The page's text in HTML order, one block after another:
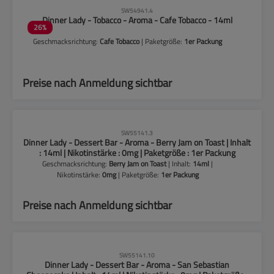
26%
SW54941.4
Dinner Lady - Tobacco - Aroma - Cafe Tobacco - 14ml
Geschmacksrichtung:Cafe Tobacco | Paketgröße: 1er Packung
Preise nach Anmeldung sichtbar
SW55141.3
Dinner Lady - Dessert Bar - Aroma - Berry Jam on Toast | Inhalt
: 14ml | Nikotinstärke : 0mg | Paketgröße : 1er Packung
Geschmacksrichtung: Berry Jam on Toast| Inhalt: 14ml |
Nikotinstärke: 0mg| Paketgröße: 1er Packung
Preise nach Anmeldung sichtbar
SW55141.10
Dinner Lady - Dessert Bar - Aroma - San Sebastian